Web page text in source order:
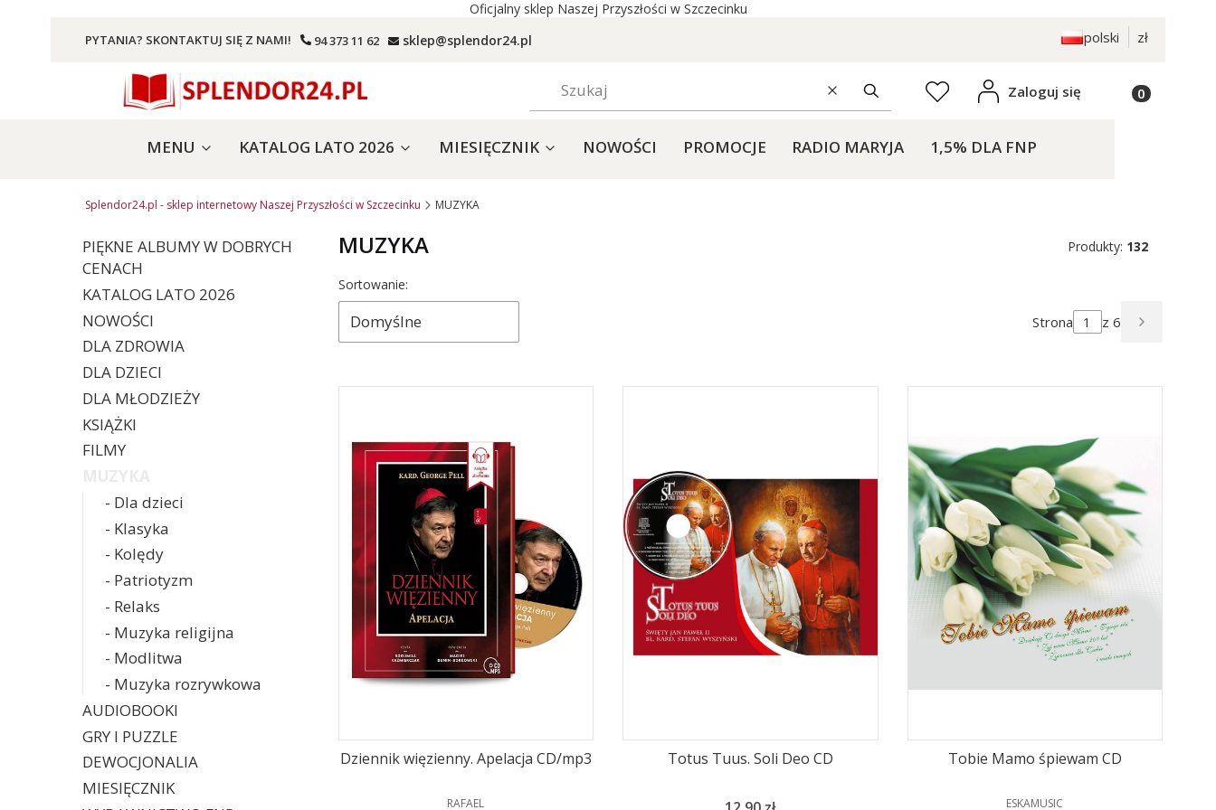
Oficjalny sklep Naszej Przyszłości w Szczecinku
PYTANIA? SKONTAKTUJ SIĘ Z NAMI! 94 373 11 62 sklep@splendor24.pl polski zł
WyczyśćSzukaj Ulubione Zaloguj się Produkty w
MENU KATALOG LATO 2026 MIESIĘCZNIK NOWOŚCI PROMOCJE RADIO MARYJA 1,5% DLA FNP
Splendor24.pl - sklep internetowy Naszej Przyszłości w Szczecinku MUZYKA
PIĘKNE ALBUMY W DOBRYCH
CENACH
KATALOG LATO 2026
NOWOŚCI
DLA ZDROWIA
DLA DZIECI
DLA MŁODZIEŻY
KSIĄŻKI
FILMY
- Dla dzieci
- Klasyka
- Kolędy
- Patriotyzm
- Relaks
- Muzyka religijna
- Modlitwa
- Muzyka rozrywkowa
AUDIOBOOKI
GRY I PUZZLE
DEWOCJONALIA
MIESIĘCZNIK
MUZYKA Produkty: 132
Lista produktów
Sortowanie:
Domyślne Strona z 6
Dziennik więzienny. Apelacja CD/mp3
PRODUCENT
RAFAEL
Totus Tuus. Soli Deo CD Tobie Mamo śpiewam CD
PRODUCENT
ESKAMUSIC